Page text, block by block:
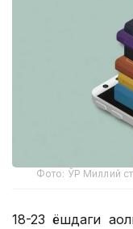
Фото: ЎР Миллий
18-23 ёшдаги